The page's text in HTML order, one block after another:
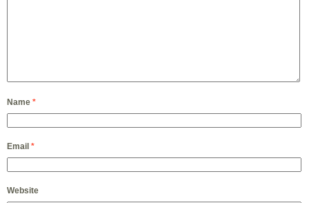
Name *
Email *
Website